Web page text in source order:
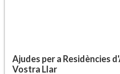
Ajudes per a Residències
Vostra Llar